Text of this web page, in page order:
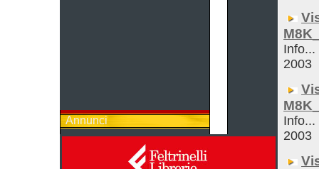
Annunci
Info...
2003
Info...
2003